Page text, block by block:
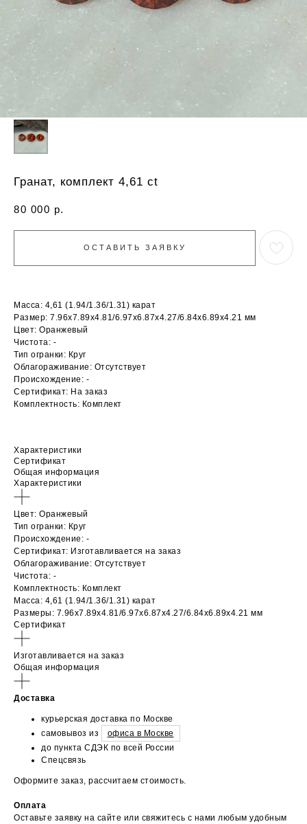
Гранат, комплект 4,61 ct
80 000 р.
ОСТАВИТЬ ЗАЯВКУ
Масса: 4,61 (1.94/1.36/1.31) карат
Размер: 7.96х7.89х4.81/6.97х6.87х4.27/6.84х6.89х4.21 мм
Цвет: Оранжевый
Чистота: -
Тип огранки: Круг
Облагораживание: Отсутствует
Происхождение: -
Сертификат: На заказ
Комплектность: Комплект
Характеристики
Сертификат
Общая информация
Характеристики
Цвет: Оранжевый
Тип огранки: Круг
Происхождение: -
Сертификат: Изготавливается на заказ
Облагораживание: Отсутствует
Чистота: -
Комплектность: Комплект
Масса: 4,61 (1.94/1.36/1.31) карат
Размеры: 7.96х7.89х4.81/6.97х6.87х4.27/6.84х6.89х4.21 мм
Сертификат
Изготавливается на заказ
Общая информация
Доставка
курьерская доставка по Москве
самовывоз из
офиса в Москве
до пункта СДЭК по всей России
Спецсвязь
Оформите заказ, рассчитаем стоимость.
Оплата
Оставьте заявку на сайте или свяжитесь с нами любым удобным